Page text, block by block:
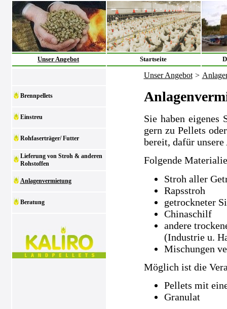
Unser Angebot Startseite
Brennpellets
Einstreu
Rohfaserträger/ Futter
Lieferung von Stroh & anderen
Rohstoffen
Anlagenvermietung
Beratung
Unser Angebot >
Sie haben eigenes
gern zu Pellets
bereit, dafür
Folgende
Stroh aller
Rapsstroh
getrockneter
Chinaschilf
andere
(Industrie u.
Mischungen
Möglich ist die
Pellets mit
Granulat